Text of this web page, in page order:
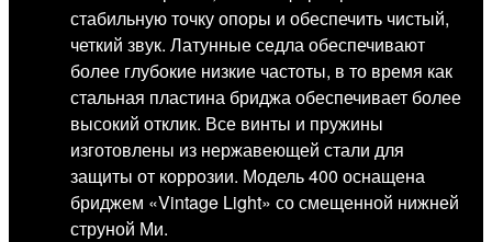
стабильную точку опоры и обеспечить чистый,
четкий звук. Латунные седла обеспечивают
более глубокие низкие частоты, в то время как
стальная пластина бриджа обеспечивает более
высокий отклик. Все винты и пружины
изготовлены из нержавеющей стали для
защиты от коррозии. Модель 400 оснащена
бриджем «Vintage Light» со смещенной нижней
струной Ми.